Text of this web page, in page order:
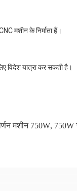
मशीन के निर्माता हैं।
विदेश यात्रा कर सकती है।
मशीन 750W, 750W